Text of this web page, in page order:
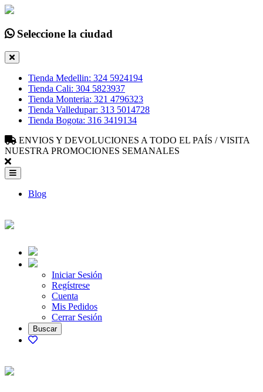
Seleccione la ciudad
Tienda Medellin: 324 5924194
Tienda Cali: 304 5823937
Tienda Monteria: 321 4796323
Tienda Valledupar: 313 5014728
Tienda Bogota: 316 3419134
ENVIOS Y DEVOLUCIONES A TODO EL PAÍS / VISITA
NUESTRA PROMOCIONES SEMANALES
Blog
Iniciar Sesión
Regístrese
Cuenta
Mis Pedidos
Cerrar Sesión